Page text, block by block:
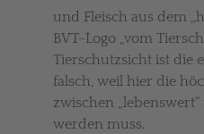
und Fleisch aus dem
BVT-Logo „vom
Tierschutzsicht ist die
falsch, weil hier die
zwischen
werden muss.